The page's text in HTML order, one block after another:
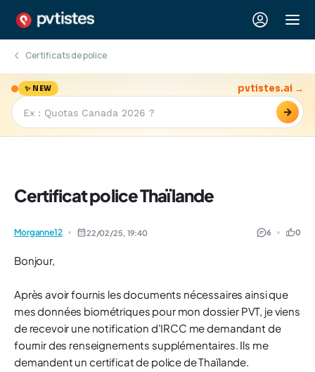
Certificats de police
✨ NEW
→
pvtistes.ai →
Certificat police Thaïlande
Morganne12 22/02/25, 19:40 6 0
Bonjour,
Après avoir fournis les documents nécessaires ainsi que
mes données biométriques pour mon dossier PVT, je viens
de recevoir une notification d'IRCC me demandant de
fournir des renseignements supplémentaires. Ils me
demandent un certificat de police de Thaïlande.